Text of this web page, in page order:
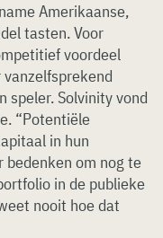
Amerikaanse,
tasten. Voor
voordeel
speler. Solvinity vond
“Potentiële
in hun
om nog te
in de publieke
nooit hoe dat